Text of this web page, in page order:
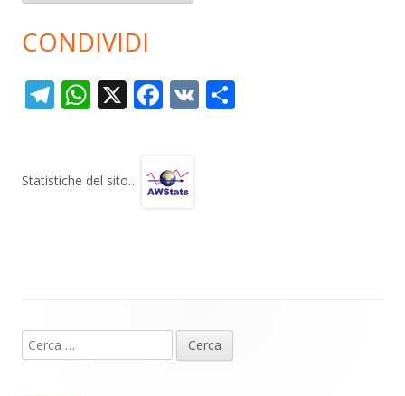
CONDIVIDI
T
gr
W
s
X F
b
V
Statistiche del sito…
piè
Ricerca
per: